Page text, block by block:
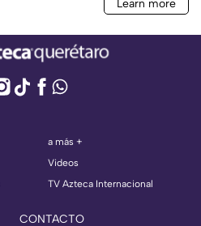
a más +
Videos
TV Azteca Internacional
CONTACTO